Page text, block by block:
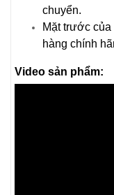
chuyển.
Mặt trước
hàng chính
Video sản phẩm: